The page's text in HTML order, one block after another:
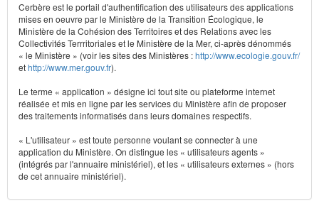
Cerbère est le portail d'authentification des utilisateurs des applications
mises en oeuvre par le Ministère de la Transition Écologique, le
Ministère de la Cohésion des Territoires et des Relations avec les
Collectivités Terrritoriales et le Ministère de la Mer, ci-après dénommés
« le Ministère » (voir les sites des Ministères :http://www.ecologie.gouv.fr/
ethttp://www.mer.gouv.fr).
Le terme « application » désigne ici tout site ou plateforme internet
réalisée et mis en ligne par les services du Ministère afin de proposer
des traitements informatisés dans leurs domaines respectifs.
« L'utilisateur » est toute personne voulant se connecter à une
application du Ministère. On distingue les « utilisateurs agents »
(intégrés par l'annuaire ministériel), et les « utilisateurs externes » (hors
de cet annuaire ministériel).